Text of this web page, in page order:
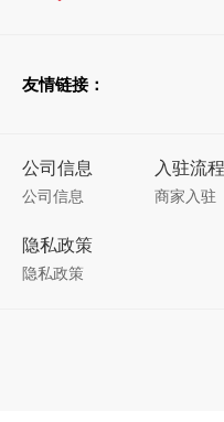
友情链接：
公司信息
公司信息
入驻流程
商家入驻
隐私政策
隐私政策